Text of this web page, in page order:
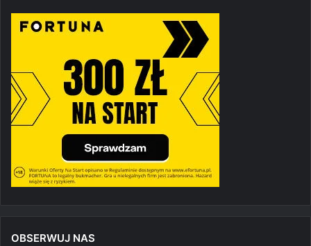
OBSERWUJ NAS